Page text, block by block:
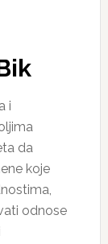
i
da
koje
odnose